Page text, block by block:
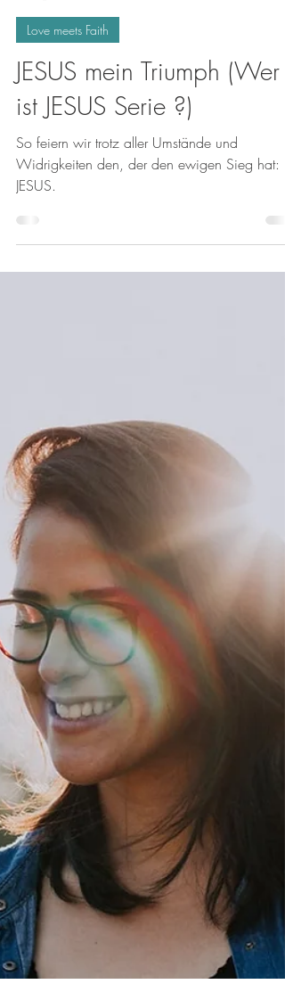
Simone-Christelle NgoMakon
2. Aug. 2024
Love meets Faith
JESUS mein Triumph (Wer
ist JESUS Serie ?)
So feiern wir trotz aller Umstände und
Widrigkeiten den, der den ewigen Sieg hat:
JESUS.